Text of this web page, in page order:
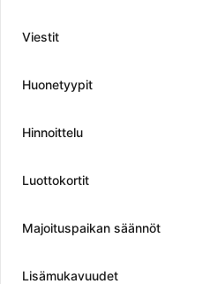
Viestit
Huonetyypit
Hinnoittelu
Luottokortit
Majoituspaikan säännöt
Lisämukavuudet